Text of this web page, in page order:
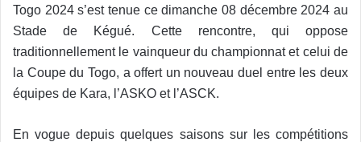
Togo 2024 s’est tenue ce dimanche 08 décembre 2024 au
Stade de Kégué. Cette rencontre, qui oppose
traditionnellement le vainqueur du championnat et celui de
la Coupe du Togo, a offert un nouveau duel entre les deux
équipes de Kara, l’ASKO et l’ASCK.
En vogue depuis quelques saisons sur les compétitions